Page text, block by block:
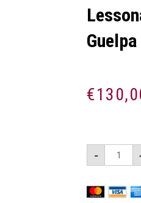
Guelpa
€
-
Lessona
DOC
2022
1,5L